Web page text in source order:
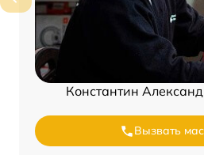
Константин
Вызвать